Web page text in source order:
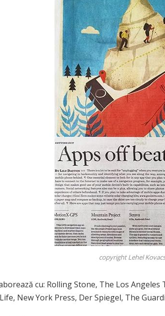
copyright Lehel
cu: Rolling Stone, The Los
New York Press, Der Spiegel, The